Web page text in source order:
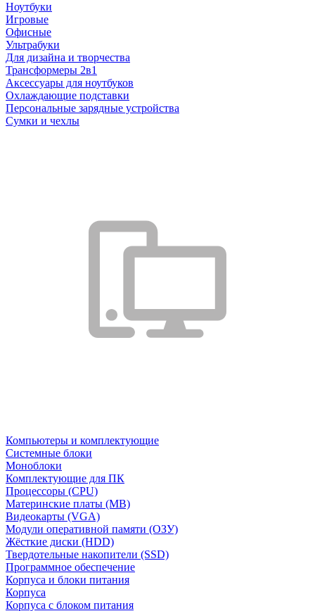
Ноутбуки
Игровые
Офисные
Ультрабуки
Для дизайна и творчества
Трансформеры 2в1
Аксессуары для ноутбуков
Охлаждающие подставки
Персональные зарядные устройства
Сумки и чехлы
Компьютеры и комплектующие
Системные блоки
Моноблоки
Комплектующие для ПК
Процессоры (CPU)
Материнские платы (MB)
Видеокарты (VGA)
Модули оперативной памяти (ОЗУ)
Жёсткие диски (HDD)
Твердотельные накопители (SSD)
Программное обеспечение
Корпуса и блоки питания
Корпуса
Корпуса с блоком питания